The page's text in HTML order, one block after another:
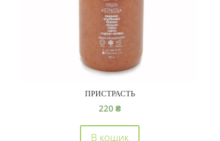
ПРИСТРАСТЬ
220₴
В кошик